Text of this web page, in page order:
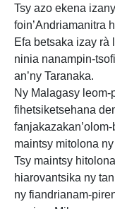
Tsy azo ekena
foin’Andriamanitra
Efa betsaka izay rà
ninia nanampin-
an’ny Taranaka.
Ny Malagasy
fihetsiketsehana
maintsy mitolona
Tsy maintsy
hiarovantsika ny
ny fiandrianam-